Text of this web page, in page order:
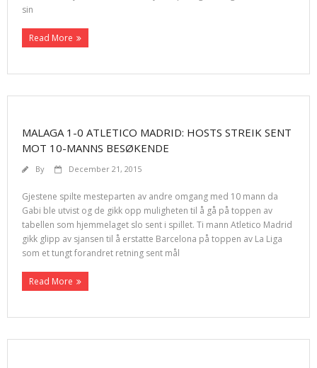
sin
Read More
MALAGA 1-0 ATLETICO MADRID: HOSTS STREIK SENT
MOT 10-MANNS BESØKENDE
By December 21, 2015
Gjestene spilte mesteparten av andre omgang med 10 mann da
Gabi ble utvist og de gikk opp muligheten til å gå på toppen av
tabellen som hjemmelaget slo sent i spillet. Ti mann Atletico Madrid
gikk glipp av sjansen til å erstatte Barcelona på toppen av La Liga
som et tungt forandret retning sent mål
Read More